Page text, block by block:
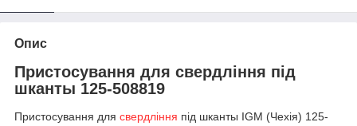
Опис
Пристосування для свердління під
шканты 125-508819
Пристосування для свердління під шканты IGM (Чехія) 125-